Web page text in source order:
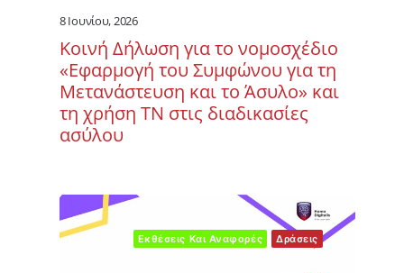
8 Ιουνίου, 2026
Κοινή Δήλωση για το νομοσχέδιο
«Εφαρμογή του Συμφώνου για τη
Μετανάστευση και το Άσυλο» και
τη χρήση ΤΝ στις διαδικασίες
ασύλου
Εκθέσεις Και Αναφορές Δράσεις